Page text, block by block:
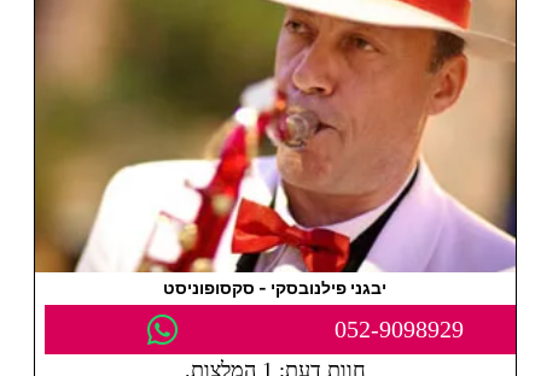
יבגני פילנובסקי - סקסופוניסט
052-9098929
חוות דעת: 1 המלצות.